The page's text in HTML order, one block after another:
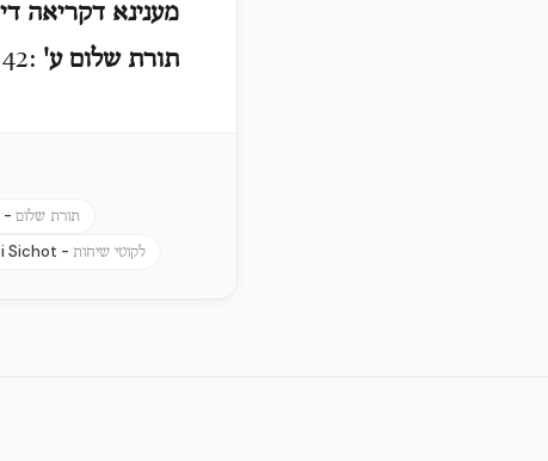
מענינא דקריאה
תורת שלום ע' :42 בהוצאות החדשות ע' 39 ואילך.
- תורת שלום
Sichot - לקוטי שיחות